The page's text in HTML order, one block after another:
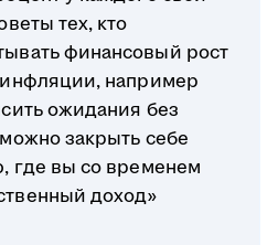
тех, кто
финансовый рост
например
ожидания без
закрыть себе
где вы со временем
доход»